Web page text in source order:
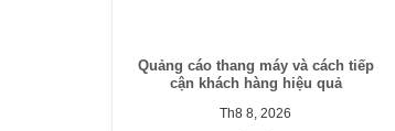
Quảng cáo thang máy và cách tiếp
cận khách hàng hiệu quả
Th8 8, 2026